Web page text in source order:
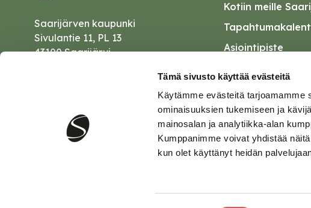
Tämä sivusto käyttää evästeitä
Käytämme evästeitä tarjoamamme
ominaisuuksien tukemiseen ja
mainosalan ja analytiikka-alan
Kumppanimme voivat yhdistää
kun olet käyttänyt heidän
Saarijärven kaupunki
Sivulantie 11, PL 13
43100 Saarijärvi
Kotiin meille
Asiointipiste
Palautelomake
Tietosuoja